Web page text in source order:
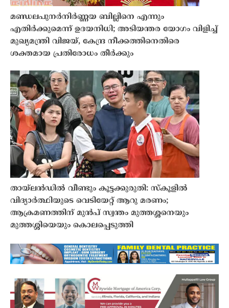
മണ്ഡലപുനർനിർണ്ണയ ബില്ലിനെ എന്നും
എതിർക്കുമെന്ന് ഉദയനിധി; അടിയന്തര യോഗം വിളിച്ച്
മുഖ്യമന്ത്രി വിജയ്, കേന്ദ്ര നീക്കത്തിനെതിരെ
ശക്തമായ പ്രതിരോധം തീർക്കും
തായ്‌ലൻഡിൽ വീണ്ടും കൂട്ടക്കുരുതി: സ്കൂളിൽ
വിദ്യാർത്ഥിയുടെ വെടിയേറ്റ് ആറു മരണം;
ആക്രമണത്തിന് മുൻപ് സ്വന്തം മുത്തശ്ശനെയും
മുത്തശ്ശിയെയും കൊലപ്പെടുത്തി